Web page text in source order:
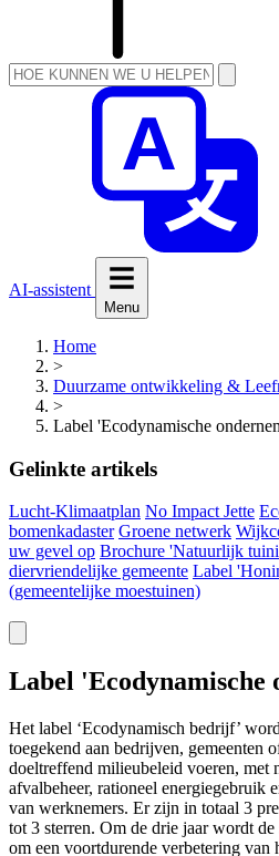
AI-assistent
Menu
Home
>
Duurzame ontwikkeling &
>
Label 'Ecodynamische
Gelinkte artikels
Lucht-Klimaatplan No Impact Jette
bomenkadaster Groene netwerk
uw gevel op Brochure 'Natuurlijk
diervriendelijke gemeente Label
(gemeentelijke moestuinen)
Label 'Ecodynamische
Het label ‘Ecodynamisch bedrijf’
toegekend aan bedrijven, gemeenten
doeltreffend milieubeleid voeren, met
afvalbeheer, rationeel energiegebruik
van werknemers. Er zijn in totaal 3
tot 3 sterren. Om de drie jaar wordt
om een voortdurende verbetering van